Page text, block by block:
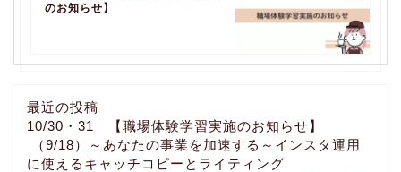
のお知らせ】
最近の投稿
10/30・31 【職場体験学習実施のお知らせ】
（9/18）～あなたの事業を加速する～インスタ運用
に使えるキャッチコピーとライティング